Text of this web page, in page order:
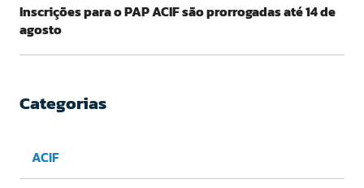
Inscrições para o PAP ACIF são prorrogadas até 14 de
agosto
Categorias
ACIF